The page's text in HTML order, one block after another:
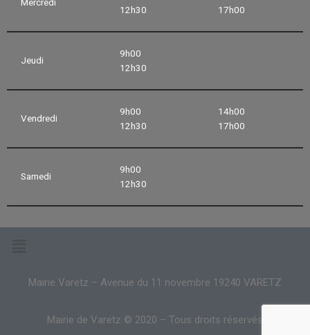
12h30
17h00
Jeudi
9h00
12h30
Vendredi
9h00
12h30
14h00
17h00
Samedi
9h00
12h30
Mairie Varetz – Avenue du 11 novembre 19240 VARETZ
Mairie de Varetz © 2020 – Tous droits réservés